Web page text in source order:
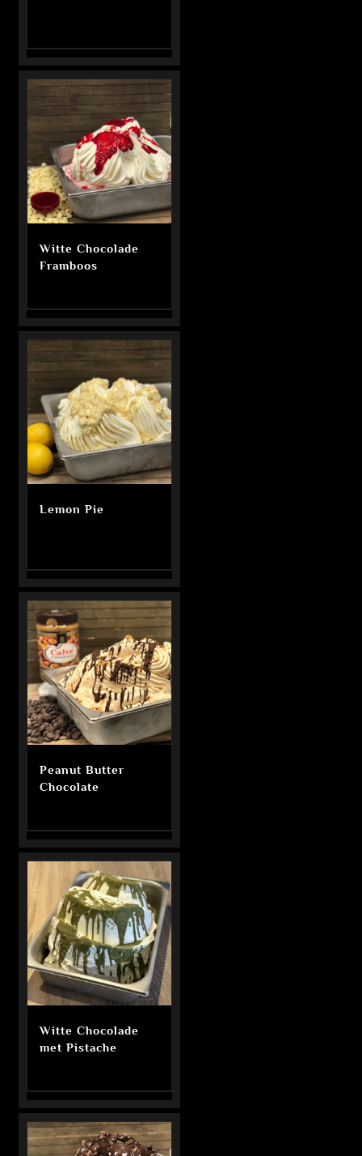
Witte Chocolade
Framboos
Lemon Pie
Peanut Butter
Chocolate
Witte Chocolade
met Pistache